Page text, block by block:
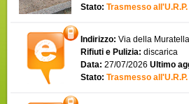
Stato: Trasmesso all'U.R.P.
Indirizzo: Via della
Rifiuti e Pulizia: discarica
Data: 27/07/2026 Ultimo
Stato: Trasmesso all'U.R.P.